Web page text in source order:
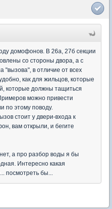
домофонов. В 26а, 27б секции
со стороны двора, а с
в отличие от всех
как для жильцов, которые
которые должны тащиться
можно привести
по этому поводу.
стоит у двери-входа к
вам открыли, и бегите
а про разбор воды я бы
Интересно какая
посмотреть бы...